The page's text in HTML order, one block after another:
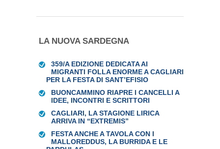
LA NUOVA SARDEGNA
359/A EDIZIONE DEDICATA AI
MIGRANTI FOLLA ENORME A CAGLIARI
PER LA FESTA DI SANT’EFISIO
BUONCAMMINO RIAPRE I CANCELLI A
IDEE, INCONTRI E SCRITTORI
CAGLIARI, LA STAGIONE LIRICA
ARRIVA IN “EXTREMIS”
FESTA ANCHE A TAVOLA CON I
MALLOREDDUS, LA BURRIDA E LE